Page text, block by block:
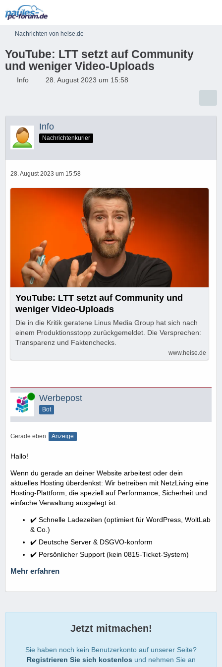
Nachrichten von heise.de
YouTube: LTT setzt auf Community
und weniger Video-Uploads
Info 28. August 2023 um 15:58
Info
Nachrichtenkurier
28. August 2023 um 15:58
YouTube: LTT setzt auf Community und
weniger Video-Uploads
Die in die Kritik geratene Linus Media Group hat sich nach
einem Produktionsstopp zurückgemeldet. Die Versprechen:
Transparenz und Faktenchecks.
www.heise.de
Online Werbepost
Bot
Gerade eben Anzeige
Hallo!
Wenn du gerade an deiner Website arbeitest oder dein
aktuelles Hosting überdenkst: Wir betreiben mit NetzLiving eine
Hosting-Plattform, die speziell auf Performance, Sicherheit und
einfache Verwaltung ausgelegt ist.
✔️ Schnelle Ladezeiten (optimiert für WordPress, WoltLab
& Co.)
✔️ Deutsche Server & DSGVO-konform
✔️ Persönlicher Support (kein 0815-Ticket-System)
Mehr erfahren
Jetzt mitmachen!
Sie haben noch kein Benutzerkonto auf unserer Seite?
Registrieren Sie sich kostenlos und nehmen Sie an